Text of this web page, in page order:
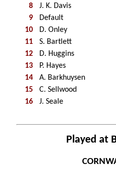
8
J. K. Davis
9
Default
10
D. Onley
11
S. Bartlett
12
D. Huggins
13
P. Hayes
14
A. Barkhuysen
15
C. Sellwood
16
J. Seale
Played at